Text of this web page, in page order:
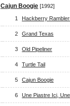
Cajun Boogie [1992]
1 Hackberry
2 Grand Texas
3 Old Pipeliner
4 Turtle Tail
5 Cajun Boogie
6 Une Piastre Ici,